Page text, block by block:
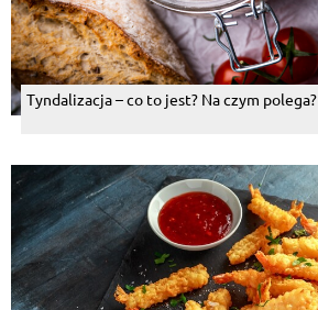
Tyndalizacja – co to jest? Na czym polega?